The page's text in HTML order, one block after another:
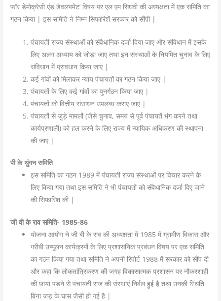
फॉर डेमोक्रेसी एंड डेवलपमेंट’ विषय पर एल एम सिंघवी की अध्यक्षता में एक समिति का
गठन किया | इस समिति ने निम्न सिफारिशें सरकार को सौंपी |
पंचायती राज्य संस्थाओं को संवैधानिक दर्जा दिया जाए और संविधान में इसके
लिए अलग अध्याय को जोड़ा जाए तथा इन संस्थाओं के नियमित चुनाव के लिए
संविधान में प्रावधान किया जाए |
कई गांवों को मिलाकर न्याय पंचायतों का गठन किया जाए |
पंचायतों के लिए कई गांवों का पुनर्गठन किया जाए |
पंचायतों को वित्तीय संसाधन उपलब्ध कराए जाएं |
पंचायतों से जुड़े मामलों (जैसे चुनाव, समय से पूर्व पंचायतें भंग करने तथा
कार्यप्रणाली) को हल करने के लिए राज्य में न्यायिक अधिकरण की स्थापना
की जाए |
पी के थुंगन समिति
इस समिति का गठन 1989 में पंचायती राज्य संस्थाओं पर विचार करने के
लिए किया गया तथा इस समिति ने भी पंचायतों को संवैधानिक दर्जा दिए जाने
की सिफारिश की |
जी वी के राव समिति- 1985-86
योजना आयोग ने जी बी के राव की अध्यक्षता में 1985 में ग्रामीण विकास और
गरीबी उन्मूलन कार्यक्रमों के लिए प्रशासनिक प्रबंधन विषय पर एक समिति
का गठन किया गया तथा समिति ने अपनी रिपोर्ट 1988 में सरकार को सौंप दी
और कहा कि लोकतांत्रिकरण की जगह विकासात्मक प्रशासन पर नौकरशाही
की छाया पड़ने से पंचायती राज की संस्थाएं निर्बल हुई है तथा उनकी स्थिति
बिना जड़ के घास जैसी हो गई है |